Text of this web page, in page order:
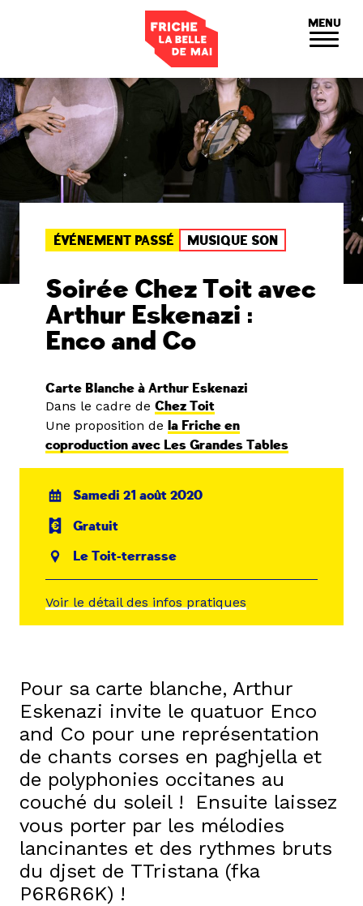
MENU
ÉVÉNEMENT PASSÉ MUSIQUE SON
Soirée Chez Toit avec
Arthur Eskenazi :
Enco and Co
Carte Blanche à Arthur Eskenazi
Dans le cadre de Chez Toit
Une proposition de la Friche en
coproduction avec Les Grandes Tables
Samedi 21 août 2020
Gratuit
Le Toit-terrasse
Voir le détail des infos pratiques
Pour sa carte blanche, Arthur
Eskenazi invite le quatuor Enco
and Co pour une représentation
de chants corses en paghjella et
de polyphonies occitanes au
couché du soleil !
Ensuite laissez
vous porter par les mélodies
lancinantes et des rythmes bruts
du djset de TTristana (fka
P6R6R6K) !
Panneau de gestion des cookies